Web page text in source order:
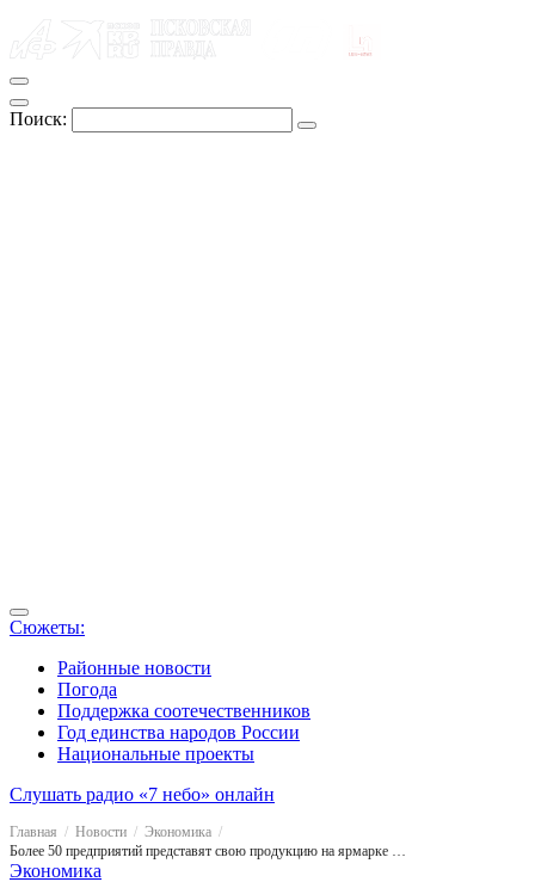
Поиск:
Сюжеты:
Районные новости
Погода
Поддержка соотечественников
Год единства народов России
Национальные проекты
Слушать радио «7 небо» онлайн
Главная Новости
Экономика
Более 50 предприятий представят свою продукцию на ярмарке "Осень-2003"
Экономика